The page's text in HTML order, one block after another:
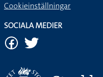
Cookieinställningar
SOCIALA MEDIER